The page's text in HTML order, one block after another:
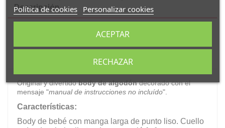
Descripción
Detalles del producto
Original y divertidobody de algodóndecorado con el
mensaje "manual de instrucciones no incluído".
Características:
Body de bebé con manga larga de punto liso. Cuello
Política de cookies Personalizar cookies
RECHAZAR
ACEPTAR